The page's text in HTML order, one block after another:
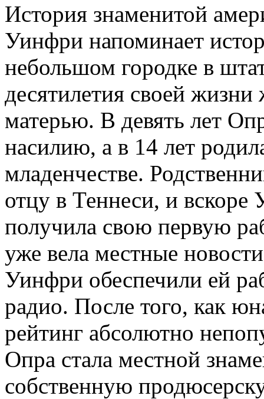
История знаменитой
Уинфри напоминает
небольшом городке в
десятилетия своей
матерью. В девять лет
насилию, а в 14 лет
младенчестве.
отцу в Теннеси, и
получила свою первую
уже вела местные
Уинфри обеспечили ей
радио. После того, как
рейтинг абсолютно
Опра стала местной
собственную